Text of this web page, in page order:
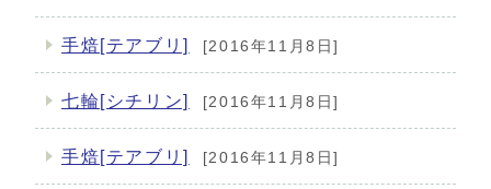
手焙[テアブリ] [2016年11月8日]
七輪[シチリン] [2016年11月8日]
手焙[テアブリ] [2016年11月8日]